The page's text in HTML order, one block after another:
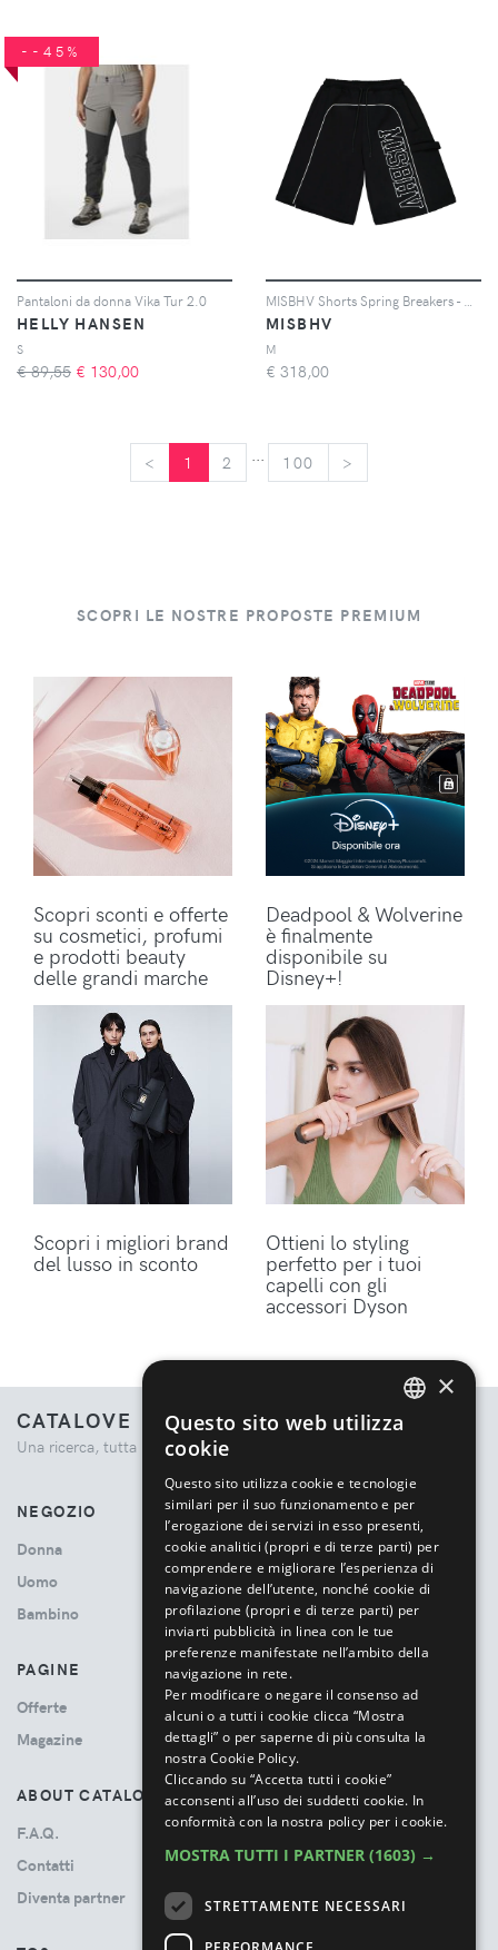
--45%
Pantaloni da donna Vika Tur 2.0
HELLY HANSEN
S
€ 89,55 € 130,00
MISBHV
M
€ 318,00
< 1 2 100 >
SCOPRI LE NOSTRE PROPOSTE PREMIUM
Scopri sconti e offerte
su cosmetici, profumi
e prodotti beauty
delle grandi marche
Deadpool & Wolverine
è finalmente
disponibile su
Disney+!
Scopri i migliori brand
del lusso in sconto
Ottieni lo styling
perfetto per i tuoi
capelli con gli
accessori Dyson
CATALOVE
Una ricerca, tutta la moda.
NEGOZIO
Donna
Uomo
Bambino
PAGINE
Offerte
Magazine
ABOUT CATALOVE
F.A.Q.
Contatti
Diventa partner
×
Questo sito web utilizza
cookie
Questo sito utilizza cookie e tecnologie
similari per il suo funzionamento e per
l’erogazione dei servizi in esso presenti,
cookie analitici (propri e di terze parti) per
comprendere e migliorare l’esperienza di
navigazione dell’utente, nonché cookie di
profilazione (propri e di terze parti) per
inviarti pubblicità in linea con le tue
preferenze manifestate nell’ambito della
navigazione in rete.
Per modificare o negare il consenso ad
alcuni o a tutti i cookie clicca “Mostra
dettagli” o per saperne di più consulta la
nostra Cookie Policy.
Cliccando su “Accetta tutti i cookie”
acconsenti all’uso dei suddetti cookie. In
conformità con la nostra policy per i cookie.
MOSTRA TUTTI I PARTNER (1603) →
STRETTAMENTE NECESSARI